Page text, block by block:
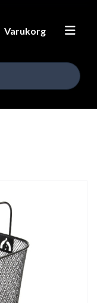
Varukorg